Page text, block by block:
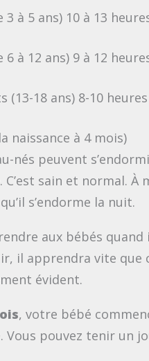
3 à 5 ans) 10 à 13
6 à 12 ans) 9 à 12
(13-18 ans) 8-10 heures
naissance à 4 mois)
nés peuvent
C’est sain et normal.
s’endorme la nuit.
aux bébés
il apprendra vite que
évident.
, votre bébé
Vous pouvez tenir un